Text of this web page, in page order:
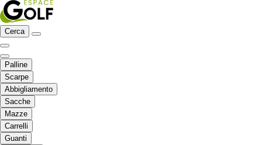
Cerca
Palline
Scarpe
Abbigliamento
Sacche
Mazze
Carrelli
Guanti